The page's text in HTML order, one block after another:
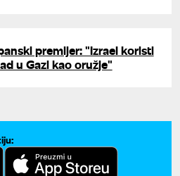
premijer: "Izrael koristi
u Gazi kao oružje"